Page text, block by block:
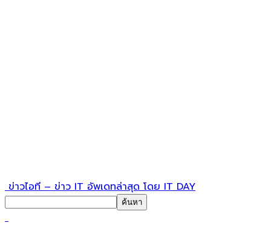
ข่าวไอที – ข่าว IT อัพเดทล่าสุด โดย IT DAY